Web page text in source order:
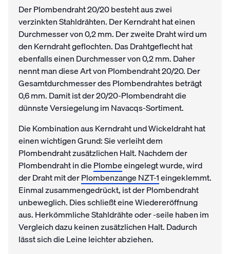
Der Plombendraht 20/20 besteht aus zwei
verzinkten Stahldrähten. Der Kerndraht hat einen
Durchmesser von 0,2 mm. Der zweite Draht wird um
den Kerndraht geflochten. Das Drahtgeflecht hat
ebenfalls einen Durchmesser von 0,2 mm. Daher
nennt man diese Art von Plombendraht 20/20. Der
Gesamtdurchmesser des Plombendrahtes beträgt
0,6 mm. Damit ist der 20/20-Plombendraht die
dünnste Versiegelung im Navacqs-Sortiment.
Die Kombination aus Kerndraht und Wickeldraht hat
einen wichtigen Grund: Sie verleiht dem
Plombendraht zusätzlichen Halt. Nachdem der
Plombendraht in diePlombeeingelegt wurde, wird
der Draht mit derPlombenzange NZT-1eingeklemmt.
Einmal zusammengedrückt, ist der Plombendraht
unbeweglich. Dies schließt eine Wiedereröffnung
aus. Herkömmliche Stahldrähte oder -seile haben im
Vergleich dazu keinen zusätzlichen Halt. Dadurch
lässt sich die Leine leichter abziehen.